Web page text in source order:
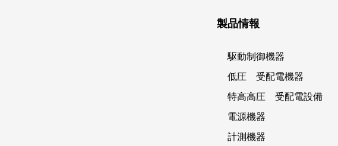
製品情報
駆動制御機器
低圧 受配電機器
特高高圧 受配電設備
電源機器
計測機器